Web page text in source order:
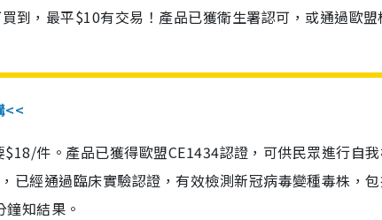
到，最平$10有交易！產品已獲衛生署認可，或通過歐盟
<<
件。產品已獲得歐盟CE1434認證，可供民眾進行自
已經通過臨床實驗認證，有效檢測新冠病毒變種毒株，
知結果。